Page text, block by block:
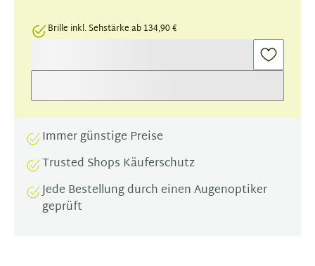
Brille inkl. Sehstärke ab 134,90 €
Immer günstige Preise
Trusted Shops Käuferschutz
Jede Bestellung durch einen Augenoptiker
geprüft